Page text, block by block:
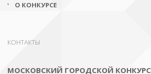
О КОНКУРСЕ
КОНТАКТЫ
МОСКОВСКИЙ ГОРОДСКОЙ КОНКУРС